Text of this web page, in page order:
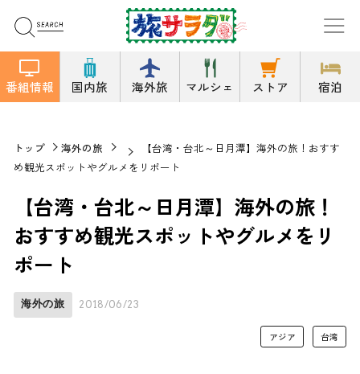
番組情報 国内旅 海外旅 マルシェ ストア 宿泊
トップ 海外の旅
【台湾・台北～日月潭】海外の旅！おすす
め観光スポットやグルメをリポート
【台湾・台北～日月潭】海外の旅！
おすすめ観光スポットやグルメをリ
ポート
海外の旅 2018/06/23
アジア 台湾